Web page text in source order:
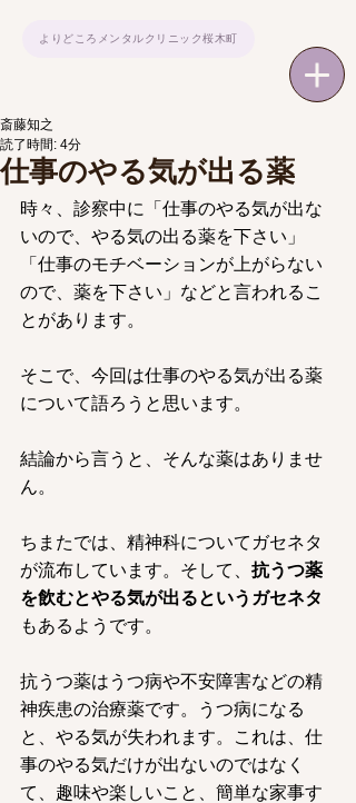
よりどころメンタルクリニック桜木町
仕事のやる気が出る薬
斎藤知之
読了時間: 4分
時々、診察中に「仕事のやる気が出な
いので、やる気の出る薬を下さい」
「仕事のモチベーションが上がらない
ので、薬を下さい」などと言われるこ
とがあります。
そこで、今回は仕事のやる気が出る薬
について語ろうと思います。
結論から言うと、そんな薬はありませ
ん。
ちまたでは、精神科についてガセネタ
が流布しています。そして、 抗うつ薬
を飲むとやる気が出るというガセネタ
もあるようです。
抗うつ薬はうつ病や不安障害などの精
神疾患の治療薬です。うつ病になる
と、やる気が失われます。これは、仕
事のやる気だけが出ないのではなく
て、趣味や楽しいこと、簡単な家事す